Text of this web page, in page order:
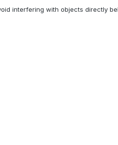
interfering with objects directly